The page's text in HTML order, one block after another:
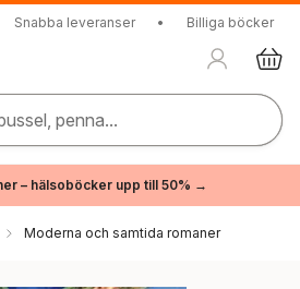
Snabba leveranser • Billiga böcker
penna...
– hälsoböcker upp till 50% →
Moderna och samtida romaner